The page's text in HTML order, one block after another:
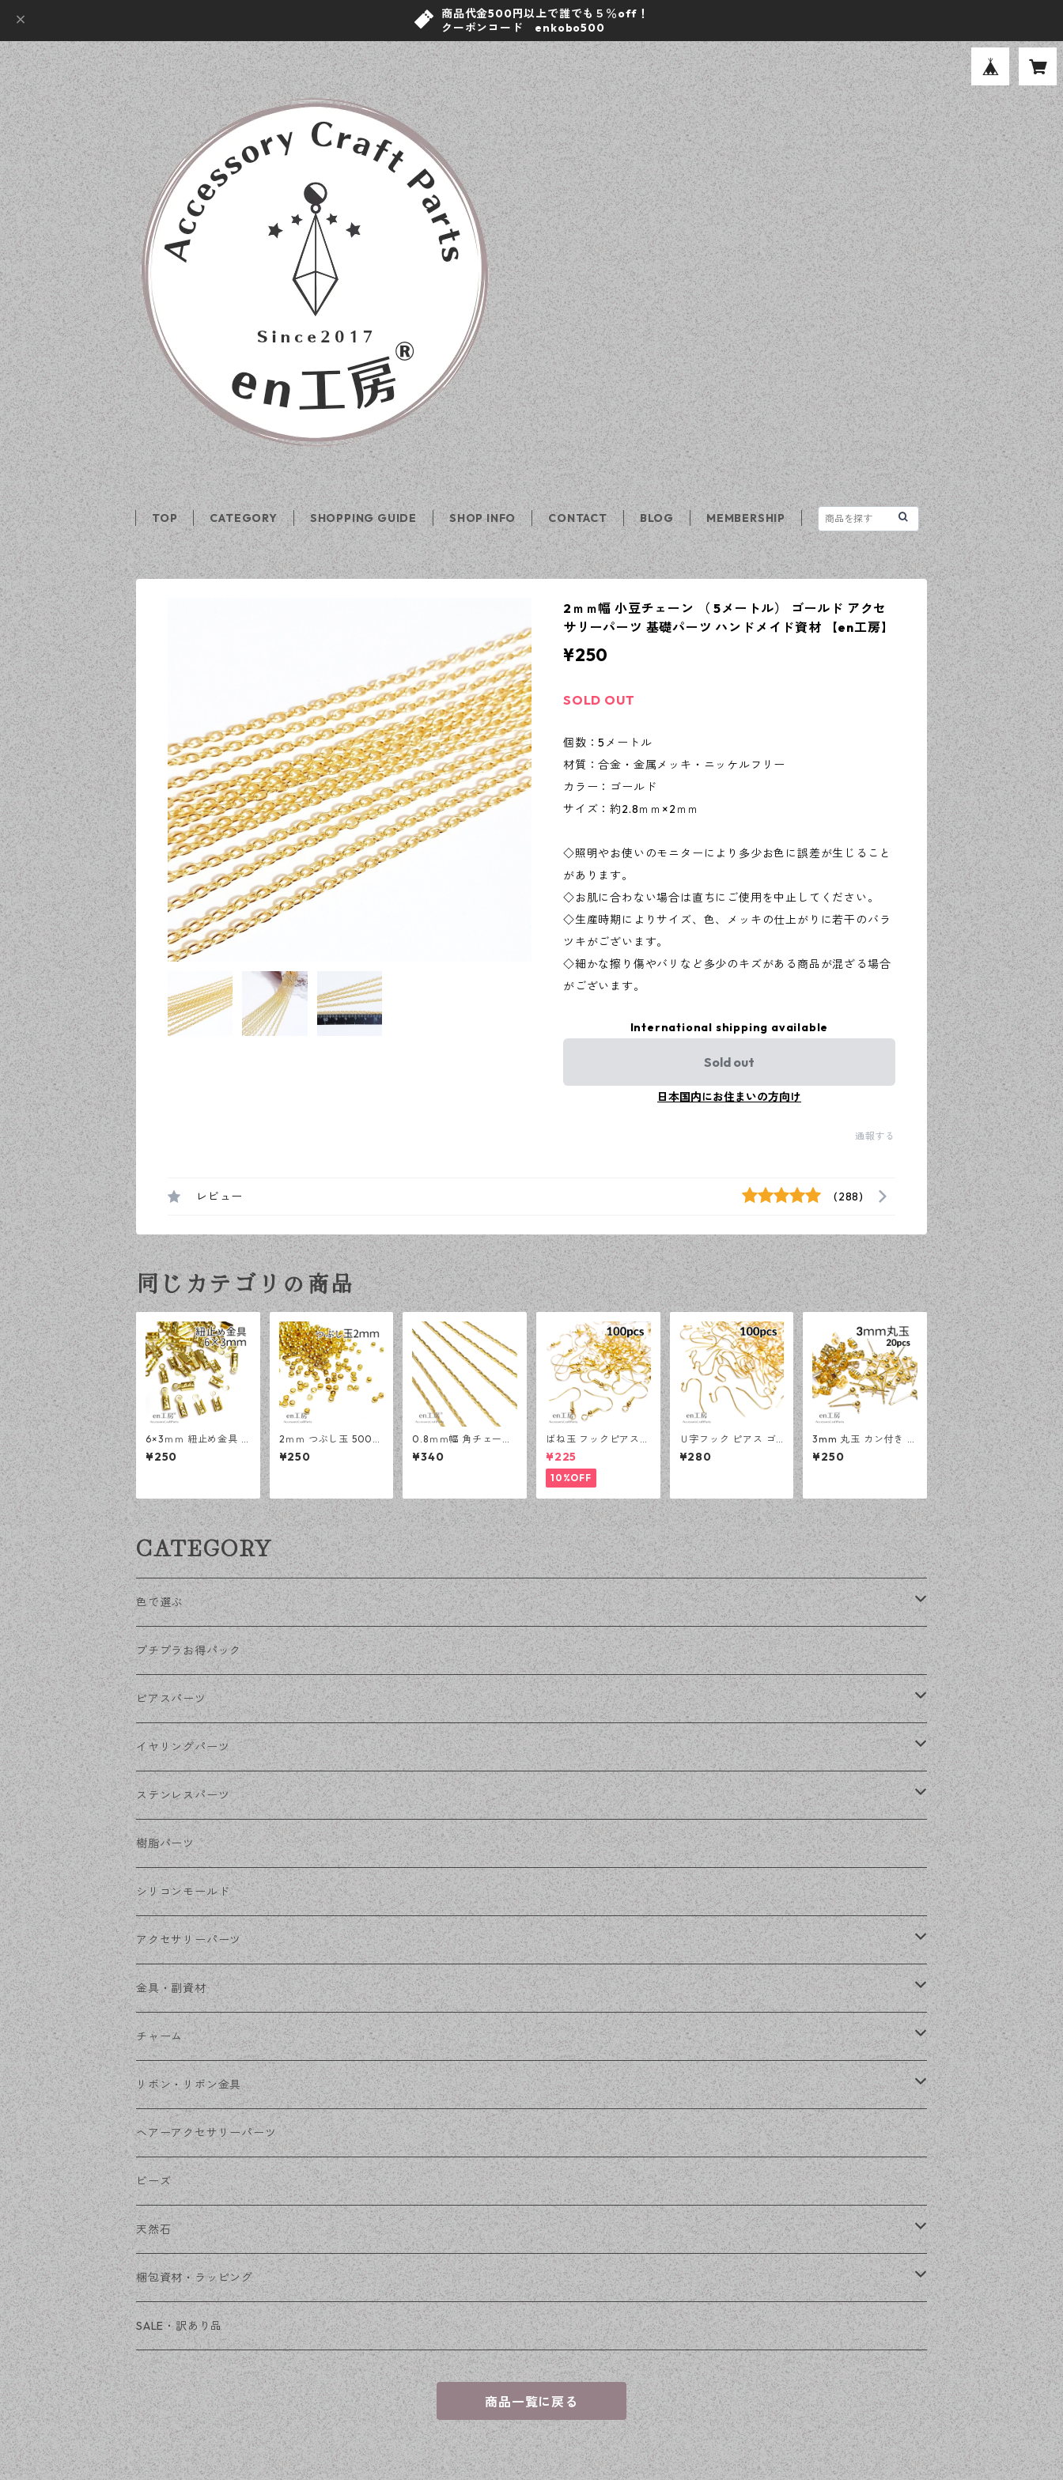
商品代金500円以上で誰でも５％off！
クーポンコード enkobo500
TOP CATEGORY SHOPPING GUIDE SHOP INFO CONTACT BLOG MEMBERSHIP
2ｍｍ幅 小豆チェーン （ 5メートル） ゴールド アクセ
サリーパーツ 基礎パーツ ハンドメイド資材 【en工房】
¥250
SOLD OUT
個数：5メートル
材質：合金・金属メッキ・ニッケルフリー
カラー：ゴールド
サイズ：約2.8ｍｍ×2ｍｍ
◇照明やお使いのモニターにより多少お色に誤差が生じること
があります。
◇お肌に合わない場合は直ちにご使用を中止してください。
◇生産時期によりサイズ、色、メッキの仕上がりに若干のバラ
ツキがございます。
◇細かな擦り傷やバリなど多少のキズがある商品が混ざる場合
がございます。
International shipping available
Sold out
日本国内にお住まいの方向け
通報する
レビュー (288)
同じカテゴリの商品
6×3ｍｍ 紐止め金具 1
00個 ゴールド カシメ
アクセサリーパーツ 基
¥250
2ｍｍ つぶし玉 500個
ゴールド かしめ玉 ア
クセサリーパーツ 基礎
¥250
0.8ｍｍ幅 角チェーン
(3メートル) ゴールド
アクセサリーパーツ 基
¥340
ばね玉 フックピアス
ゴールド 100ピース
釣針型 大容量 プチプ
ラパーツ 【en工房】
¥225
10%OFF
Ｕ字フック ピアス ゴ
ールド 100ピース 釣
針型 大容量 プチプラ
¥280
3mm 丸玉 カン付き ポ
スト ピアス ゴールド
20ピース 金属キャッ
¥250
CATEGORY
色で選ぶ
KCゴールド
ゴールド
シルバー
ホワイトシルバー
ステンレス・シルバー
ステンレス・ゴールド
プチプラお得パック
ピアスパーツ
ポストピアス
フックピアス
その他ピアス
イヤリングパーツ
ネジばねイヤリング
クリップイヤリング
ノンホールピアス
ステンレスパーツ
ステンレスピアス
ステンレスイヤリング
ステンレスチェーン
ステンレス金具
樹脂パーツ
シリコンモールド
アクセサリーパーツ
デザイン丸カン
フレーム
コネクター
その他
金具・副資材
丸カン
ピン類
花座・ビーズキャップ
チェーン
その他
チャーム
金属
アクリル・プラ
ファーボール
リボン・リボン金具
リボン
リボン金具
ヘアーアクセサリーパーツ
ビーズ
天然石
穴あき
穴なし
梱包資材・ラッピング
発送ボックス
アクセサリー台紙
OPP袋
SALE・訳あり品
商品一覧に戻る